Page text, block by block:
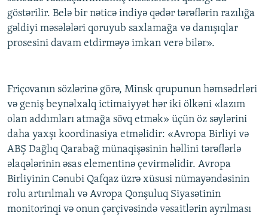
göstərilir. Belə bir nəticə indiyə qədər tərəflərin razılığa
gəldiyi məsələləri qoruyub saxlamağa və danışıqlar
prosesini davam etdirməyə imkan verə bilər».
Friçovanın sözlərinə görə, Minsk qrupunun həmsədrləri
və geniş beynəlxalq ictimaiyyət hər iki ölkəni «lazım
olan addımları atmağa sövq etmək» üçün öz səylərini
daha yaxşı koordinasiya etməlidir: «Avropa Birliyi və
ABŞ Dağlıq Qarabağ münaqişəsinin həllini tərəflərlə
əlaqələrinin əsas elementinə çevirməlidir. Avropa
Birliyinin Cənubi Qafqaz üzrə xüsusi nümayəndəsinin
rolu artırılmalı və Avropa Qonşuluq Siyasətinin
monitorinqi və onun çərçivəsində vəsaitlərin ayrılması